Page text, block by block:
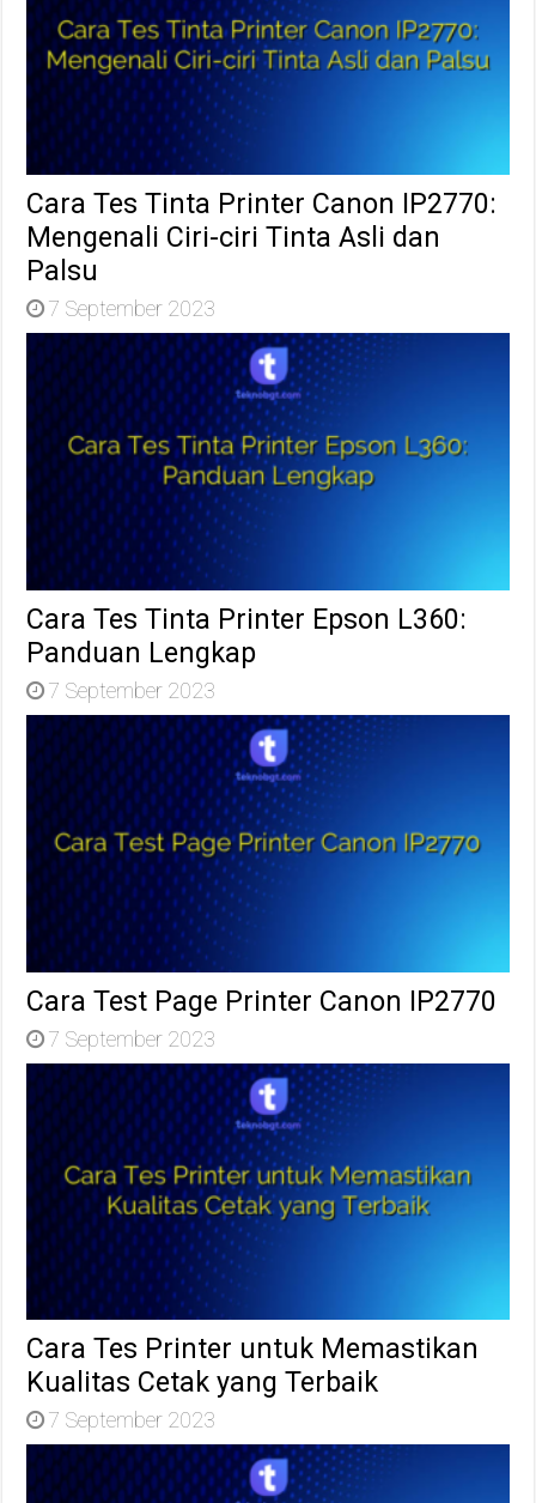
Cara Tes Tinta Printer Canon IP2770:
Mengenali Ciri-ciri Tinta Asli dan
Palsu
7 September 2023
Cara Tes Tinta Printer Epson L360:
Panduan Lengkap
7 September 2023
Cara Test Page Printer Canon IP2770
7 September 2023
Cara Tes Printer untuk Memastikan
Kualitas Cetak yang Terbaik
7 September 2023